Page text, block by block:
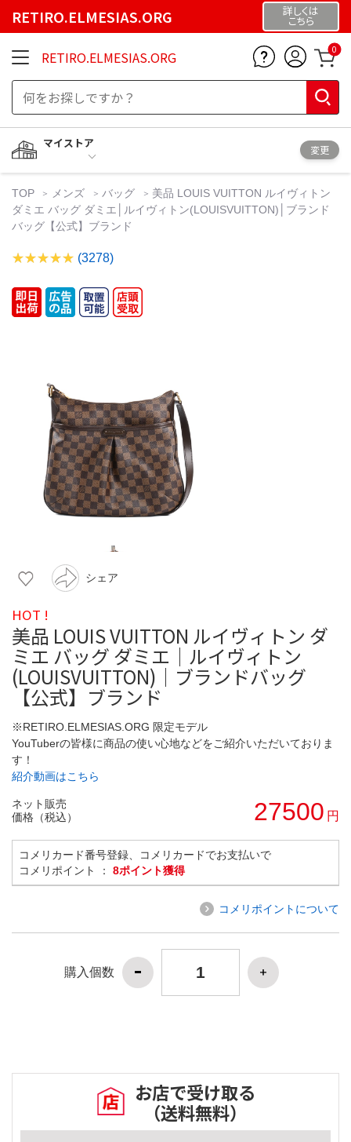
RETIRO.ELMESIAS.ORG 詳しくは
こちら
RETIRO.ELMESIAS.ORG 0
マイストア
変更
TOP メンズ バッグ
美品 LOUIS VUITTON ルイヴィトン
ダミエ バッグ ダミエ│ルイヴィトン(LOUISVUITTON)│ブランド
バッグ【公式】ブランド
(3278)
シェア
HOT !
美品 LOUIS VUITTON ルイヴィトン ダ
ミエ バッグ ダミエ│ルイヴィトン
(LOUISVUITTON)│ブランドバッグ
【公式】ブランド
※RETIRO.ELMESIAS.ORG 限定モデル
YouTuberの皆様に商品の使い心地などをご紹介いただいておりま
す！
紹介動画はこちら
ネット販売
価格（税込）
27500 円
コメリカード番号登録、コメリカードでお支払いで
コメリポイント ： 8ポイント獲得
コメリポイントについて
購入個数
お店で受け取る
（送料無料）